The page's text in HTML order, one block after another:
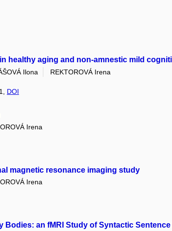
healthy aging and non-amnestic mild
Ilona
REKTOROVÁ Irena
DOI
Irena
magnetic resonance imaging study
Irena
an fMRI Study of Syntactic